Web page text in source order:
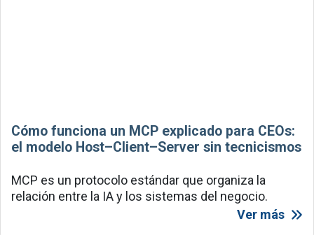
Cómo funciona un MCP explicado para CEOs:
el modelo Host–Client–Server sin tecnicismos
MCP es un protocolo estándar que organiza la
relación entre la IA y los sistemas del negocio.
Ver más